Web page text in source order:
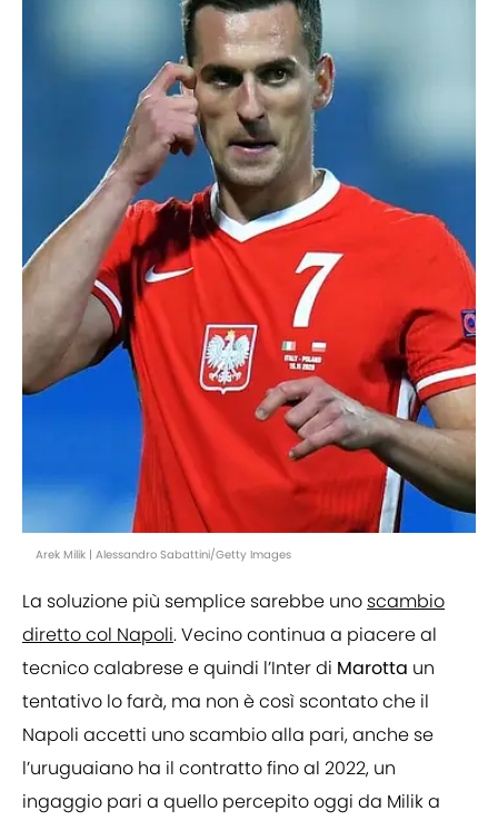
Arek Milik | Alessandro Sabattini/Getty Images
La soluzione più semplice sarebbe uno scambio
diretto col Napoli. Vecino continua a piacere al
tecnico calabrese e quindi l’Inter di Marotta un
tentativo lo farà, ma non è così scontato che il
Napoli accetti uno scambio alla pari, anche se
l’uruguaiano ha il contratto fino al 2022, un
ingaggio pari a quello percepito oggi da Milik a